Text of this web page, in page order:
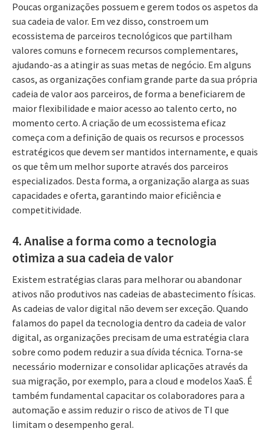
Poucas organizações possuem e gerem todos os aspetos da
sua cadeia de valor. Em vez disso, constroem um
ecossistema de parceiros tecnológicos que partilham
valores comuns e fornecem recursos complementares,
ajudando-as a atingir as suas metas de negócio. Em alguns
casos, as organizações confiam grande parte da sua própria
cadeia de valor aos parceiros, de forma a beneficiarem de
maior flexibilidade e maior acesso ao talento certo, no
momento certo. A criação de um ecossistema eficaz
começa com a definição de quais os recursos e processos
estratégicos que devem ser mantidos internamente, e quais
os que têm um melhor suporte através dos parceiros
especializados. Desta forma, a organização alarga as suas
capacidades e oferta, garantindo maior eficiência e
competitividade.
4. Analise a forma como a tecnologia
otimiza a sua cadeia de valor
Existem estratégias claras para melhorar ou abandonar
ativos não produtivos nas cadeias de abastecimento físicas.
As cadeias de valor digital não devem ser exceção. Quando
falamos do papel da tecnologia dentro da cadeia de valor
digital, as organizações precisam de uma estratégia clara
sobre como podem reduzir a sua dívida técnica. Torna-se
necessário modernizar e consolidar aplicações através da
sua migração, por exemplo, para a cloud e modelos XaaS. É
também fundamental capacitar os colaboradores para a
automação e assim reduzir o risco de ativos de TI que
limitam o desempenho geral.